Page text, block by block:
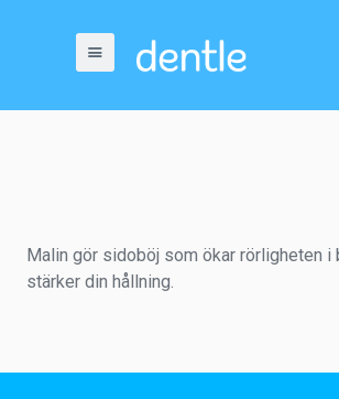
Malin gör sidoböj som ökar rörligheten i
stärker din hållning.